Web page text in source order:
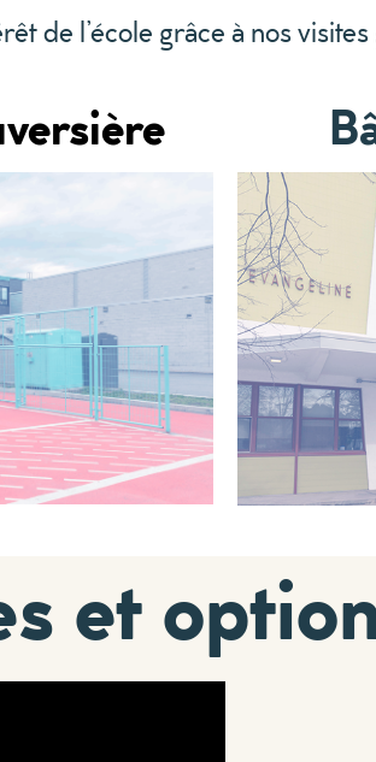
de l’école grâce à nos
et